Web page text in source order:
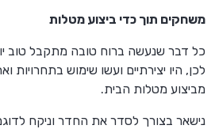
משחקים תוך כדי ביצוע מטלות
כל דבר שנעשה ברוח טובה מתקבל טוב
לכן, היו יצירתיים ועשו שימוש בתחרויות
מביצוע מטלות הבית.
נישאר בצורך לסדר את החדר וניקח